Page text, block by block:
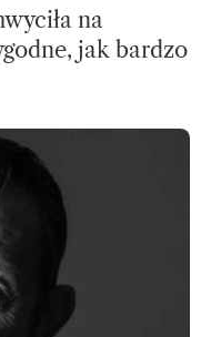
na
jak bardzo